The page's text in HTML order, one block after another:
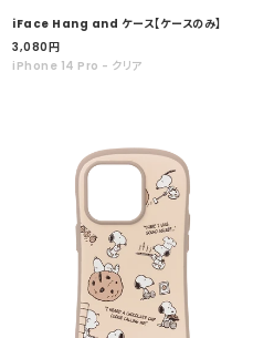
iFace Hang and ケース【ケースのみ】
セ
ー
3,080円
iPhone 14 Pro - クリア